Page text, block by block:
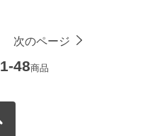
次のページ
1-48商品